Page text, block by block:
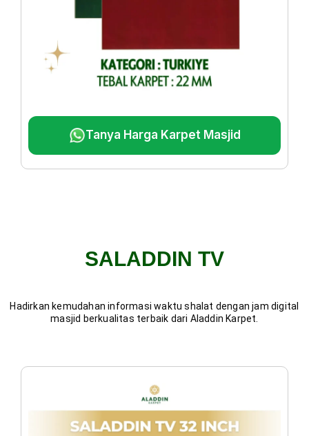
Tanya Harga Karpet Masjid
SALADDIN TV
Hadirkan kemudahan informasi waktu shalat dengan jam digital
masjid berkualitas terbaik dari Aladdin Karpet.